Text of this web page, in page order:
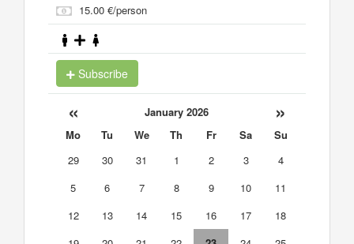
15.00 €/person
Subscribe
« January 2026 »
Mo Tu We Th Fr Sa
Su
29
30 31 1 2 3
4
5
6 7 8 9 10
11
12
13 14 15 16 17
18